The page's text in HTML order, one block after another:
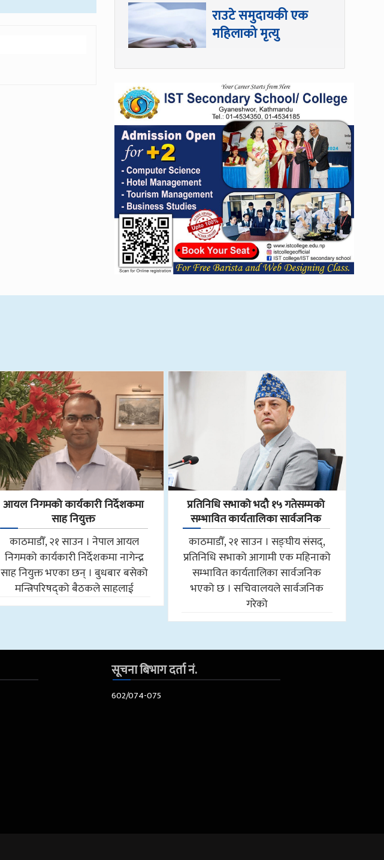
राउटे समुदायकी एक
महिलाको मृत्यु
आयल निगमको कार्यकारी निर्देशकमा
साह नियुक्त
काठमाडौँ, २१ साउन । नेपाल आयल
निगमको कार्यकारी निर्देशकमा नागेन्द्र
साह नियुक्त भएका छन् । बुधबार बसेको
मन्त्रिपरिषद्को बैठकले साहलाई
प्रतिनिधि सभाको भदौ १५ गतेसम्मको
सम्भावित कार्यतालिका सार्वजनिक
काठमाडौँ, २१ साउन । सङ्घीय संसद्,
प्रतिनिधि सभाको आगामी एक महिनाको
सम्भावित कार्यतालिका सार्वजनिक
भएको छ । सचिवालयले सार्वजनिक
गरेको
सूचना बिभाग दर्ता नं.
602/074-075